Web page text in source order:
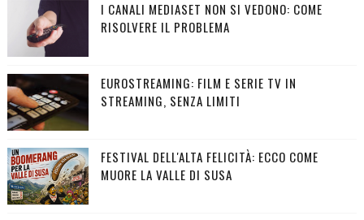
I CANALI MEDIASET NON SI VEDONO: COME
RISOLVERE IL PROBLEMA
EUROSTREAMING: FILM E SERIE TV IN
STREAMING, SENZA LIMITI
FESTIVAL DELL'ALTA FELICITÀ: ECCO COME
MUORE LA VALLE DI SUSA